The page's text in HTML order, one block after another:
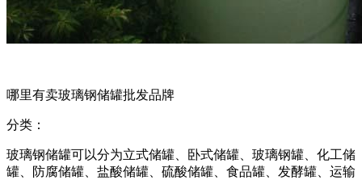
哪里有卖玻璃钢储罐批发品牌
分类：
玻璃钢储罐可以分为立式储罐、卧式储罐、玻璃钢罐、化工储
罐、防腐储罐、盐酸储罐、硫酸储罐、食品罐、发酵罐、运输